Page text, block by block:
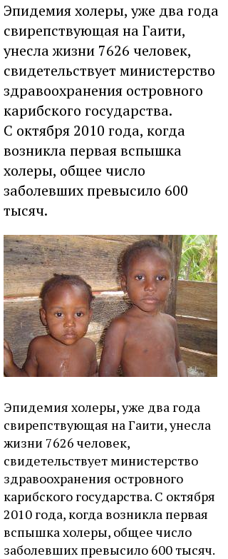
Эпидемия холеры, уже два года
свирепствующая на Гаити,
унесла жизни 7626 человек,
свидетельствует министерство
здравоохранения островного
карибского государства.
С октября 2010 года, когда
возникла первая вспышка
холеры, общее число
заболевших превысило 600
тысяч.
Эпидемия холеры, уже два года
свирепствующая на Гаити, унесла
жизни 7626 человек,
свидетельствует министерство
здравоохранения островного
карибского государства. С октября
2010 года, когда возникла первая
вспышка холеры, общее число
заболевших превысило 600 тысяч.